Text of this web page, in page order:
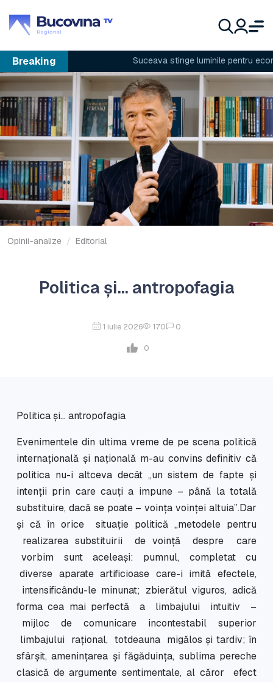
Breaking Suceava stinge luminile pentru economie
Opinii-analize Editorial
Politica și... antropofagia
1 iulie 2026 170 0
0
Politica și... antropofagia
Evenimentele din ultima vreme de pe scena politică
internațională și națională m-au convins definitiv că
politica nu-i altceva decât „un sistem de fapte şi
intenţii prin care cauţi a impune – până la totală
substituire, dacă se poate – voinţa voinţei altuia”.Dar
și că în orice situație politică „metodele pentru
realizarea substituirii de voinţă despre care
vorbim sunt aceleaşi: pumnul, completat cu
diverse aparate artificioase care-i imită efectele,
intensificându-le minunat; zbierătul viguros, adică
forma cea mai perfectă a limbajului intuitiv –
mijloc de comunicare incontestabil superior
limbajului raţional, totdeauna migălos şi tardiv; în
sfârşit, ameninţarea şi făgăduinţa, sublima pereche
clasică de argumente sentimentale, al căror efect